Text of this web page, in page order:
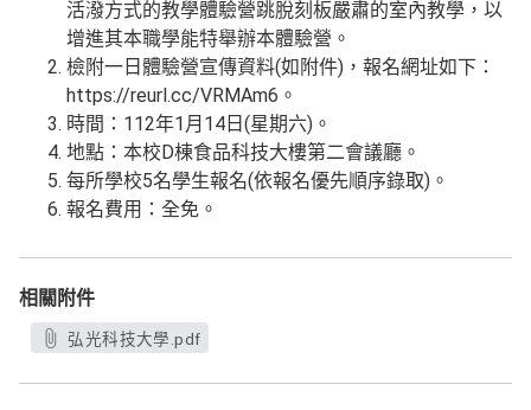
活潑方式的教學體驗營跳脫刻板嚴肅的室內教學，以
增進其本職學能特舉辦本體驗營。
檢附一日體驗營宣傳資料(如附件)，報名網址如下：
https://reurl.cc/VRMAm6。
時間：112年1月14日(星期六)。
地點：本校D棟食品科技大樓第二會議廳。
每所學校5名學生報名(依報名優先順序錄取)。
報名費用：全免。
相關附件
弘光科技大學.pdf